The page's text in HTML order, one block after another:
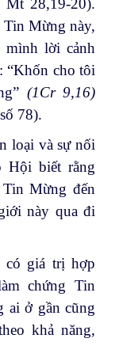
Mt 28,19-20).
Tin Mừng này,
mình lời cảnh
“Khốn cho tôi
(1Cr 9,16)
78).
loại và sự nối
Hội biết rằng
Mừng đến
này qua đi
có giá trị hợp
chứng Tin
ai ở gần cũng
khả năng,